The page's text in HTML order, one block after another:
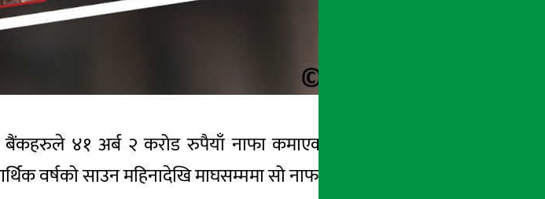
बैंकहरुले ४१ अर्ब २ करोड रुपैयाँ नाफा कमाएका छन् । नेपाल राष्ट्र बैंकको
वर्षको साउन महिनादेखि माघसम्ममा सो नाफा आर्जन गरेका हुन् ।